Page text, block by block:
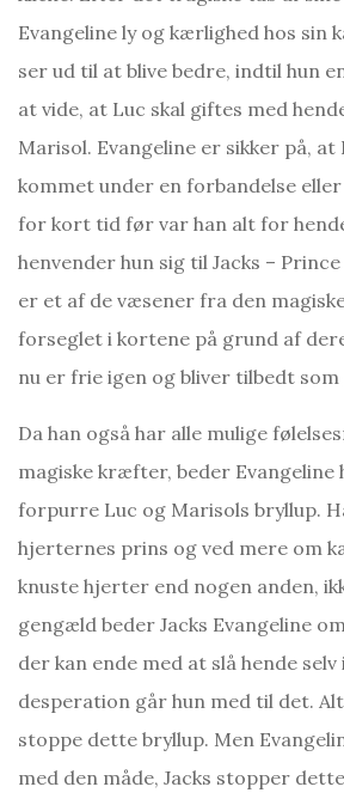
Evangeline ly og kærlighed hos sin
ser ud til at blive bedre, indtil hun
at vide, at Luc skal giftes med
Marisol. Evangeline er sikker på,
kommet under en forbandelse
for kort tid før var han alt for
henvender hun sig til Jacks –
er et af de væsener fra den
forseglet i kortene på grund af
nu er frie igen og bliver tilbedt som
Da han også har alle mulige
magiske kræfter, beder Evangeline
forpurre Luc og Marisols bryllup.
hjerternes prins og ved mere om
knuste hjerter end nogen anden,
gengæld beder Jacks Evangeline
der kan ende med at slå hende selv
desperation går hun med til det.
stoppe dette bryllup. Men
med den måde, Jacks stopper